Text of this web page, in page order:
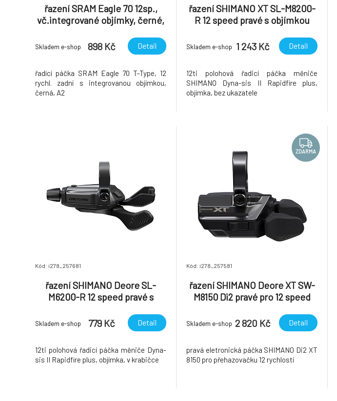
řazení SRAM Eagle 70 12sp.,
vč.integrované objímky, černé,
Skladem e-shop 898 Kč Detail
řadící páčka SRAM Eagle 70 T-Type, 12
rychl. zadní s integrovanou objímkou,
černá, A2
řazení SHIMANO XT SL-M8200-
R 12 speed pravé s objímkou
Skladem e-shop 1 243 Kč Detail
12ti polohová řadicí páčka měniče
SHIMANO Dyna-sis II Rapidfire plus,
objímka, bez ukazatele
Kód: i278_257681
řazení SHIMANO Deore SL-
M6200-R 12 speed pravé s
Skladem e-shop 779 Kč Detail
12ti polohová řadicí páčka měniče Dyna-
sis II Rapidfire plus, objímka, v krabičce
ZDARMA
Kód: i278_257581
řazení SHIMANO Deore XT SW-
M8150 Di2 pravé pro 12 speed
Skladem e-shop 2 820 Kč Detail
pravá eletronická páčka SHIMANO Di2 XT
8150 pro přehazovačku 12 rychlostí